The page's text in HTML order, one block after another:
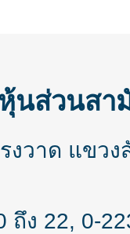
นส่วนส
งวาด แขว
ถึง 22, 0-